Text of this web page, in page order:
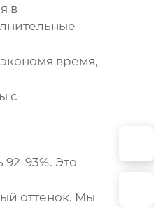
в
время,
с
93%. Это
оттенок. Мы